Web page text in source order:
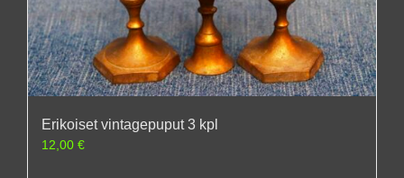
Erikoiset vintagepuput 3 kpl
12,00 €